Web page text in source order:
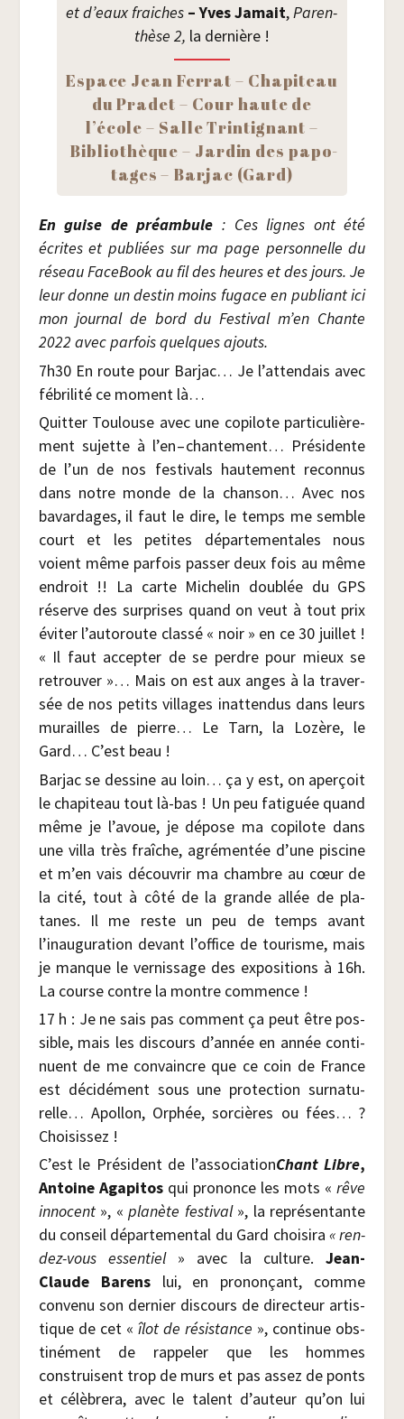
et d’eaux fraiches – Yves Jamait,Paren­
thèse 2, la der­nière !
Espace Jean Fer­rat – Cha­pi­teau
du Pra­det – Cour haute de
l’école – Salle Trin­ti­gnant –
Biblio­thèque – Jar­din des papo­
tages – Bar­jac (Gard)
En guise de pré­am­bule : Ces lignes ont été
écrites et publiées sur ma page per­son­nelle du
réseau Face­Book au fil des heures et des jours. Je
leur donne un des­tin moins fugace en publiant ici
mon jour­nal de bord du Fes­ti­val m’en Chante
2022 avec par­fois quelques ajouts.
7h30 En route pour Bar­jac… Je l’attendais avec
fébri­li­té ce moment là…
Quit­ter Tou­louse avec une copi­lote par­ti­cu­liè­re­
ment sujette à l’en – chan­te­ment… Pré­si­dente
de l’un de nos fes­ti­vals hau­te­ment recon­nus
dans notre monde de la chan­son… Avec nos
bavar­dages, il faut le dire, le temps me semble
court et les petites dépar­te­men­tales nous
voient même par­fois pas­ser deux fois au même
endroit !! La carte Miche­lin dou­blée du GPS
réserve des sur­prises quand on veut à tout prix
évi­ter l’autoroute clas­sé « noir » en ce 30 juillet !
« Il faut accep­ter de se perdre pour mieux se
retrou­ver »… Mais on est aux anges à la tra­ver­
sée de nos petits vil­lages inat­ten­dus dans leurs
murailles de pierre… Le Tarn, la Lozère, le
Gard… C’est beau !
Bar­jac se des­sine au loin… ça y est, on aper­çoit
le cha­pi­teau tout là-bas ! Un peu fati­guée quand
même je l’avoue, je dépose ma copi­lote dans
une vil­la très fraîche, agré­men­tée d’une pis­cine
et m’en vais décou­vrir ma chambre au cœur de
la cité, tout à côté de la grande allée de pla­
tanes. Il me reste un peu de temps avant
l’inauguration devant l’office de tou­risme, mais
je manque le ver­nis­sage des expo­si­tions à 16h.
La course contre la montre commence !
17 h : Je ne sais pas com­ment ça peut être pos­
sible, mais les dis­cours d’année en année conti­
nuent de me convaincre que ce coin de France
est déci­dé­ment sous une pro­tec­tion sur­na­tu­
relle… Apol­lon, Orphée, sor­cières ou fées… ?
Choisissez !
C’est le Pré­sident de l’associationChant Libre,
Antoine Aga­pi­tos qui pro­nonce les mots «rêve
inno­cent», «pla­nète fes­ti­val», la repré­sen­tante
du conseil dépar­te­men­tal du Gard choi­si­ra« ren­
dez-vous essen­tiel » avec la culture.Jean-
Claude Barenslui, en pro­non­çant, comme
conve­nu son der­nier dis­cours de direc­teur artis­
tique de cet « îlot de résis­tance », conti­nue obs­
ti­né­ment de rap­pe­ler que les hommes
construisent trop de murs et pas assez de ponts
et célè­bre­ra, avec le talent d’auteur qu’on lui